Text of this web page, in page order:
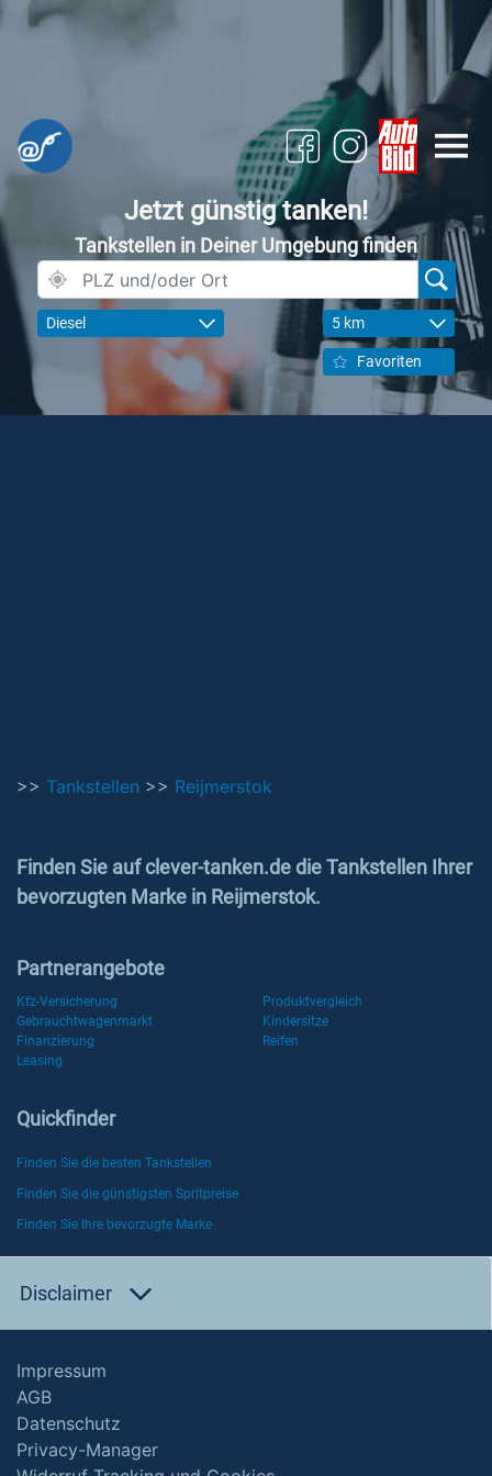
Jetzt günstig tanken!
Tankstellen in Deiner Umgebung finden
Diesel 5 km
Favoriten
>> Tankstellen >> Reijmerstok
Finden Sie auf clever-tanken.de die Tankstellen Ihrer
bevorzugten Marke in Reijmerstok.
Partnerangebote
Kfz-Versicherung
Produktvergleich
Gebrauchtwagenmarkt
Kindersitze
Finanzierung
Reifen
Leasing
Quickfinder
Finden Sie die besten Tankstellen
Finden Sie die günstigsten Spritpreise
Finden Sie Ihre bevorzugte Marke
Disclaimer
Impressum
AGB
Datenschutz
Privacy-Manager